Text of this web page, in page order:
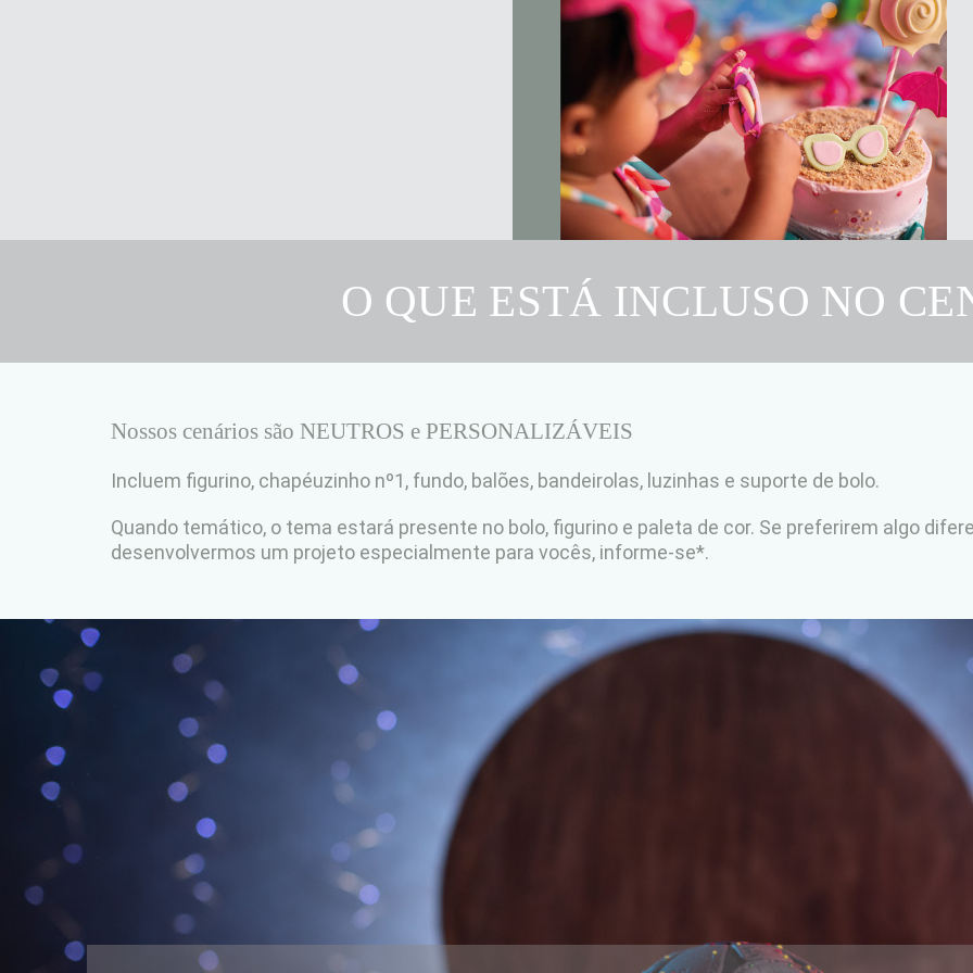
O QUE ESTÁ INCLUSO NO
Nossos cenários são NEUTROS e PERSONALIZÁVEIS
Incluem figurino, chapéuzinho nº1, fundo, balões, bandeirolas, luzinhas e suporte de bolo.
Quando temático, o tema estará presente no bolo, figurino e paleta de cor. Se preferirem algo
desenvolvermos um projeto especialmente para vocês, informe-se*.